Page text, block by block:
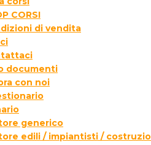
CORSI
di vendita
documenti
con noi
generico
edili / impiantisti /